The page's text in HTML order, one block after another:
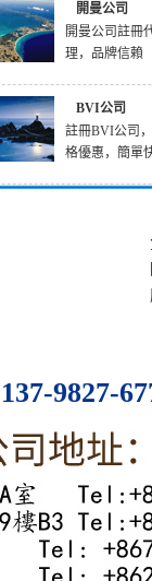
開曼公司
開曼公司註冊
理，品牌信賴
BVI公司
註冊BVI公司
格優惠，簡單
137-9827-